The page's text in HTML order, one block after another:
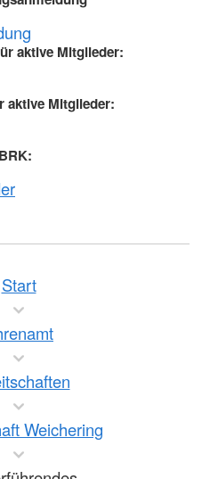
aktive Mitglieder:
aktive Mitglieder:
Start
Weichering